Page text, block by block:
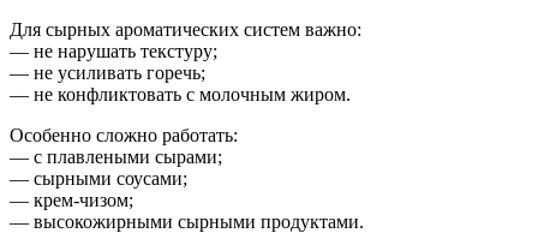
Для сырных ароматических систем важно:
— не нарушать текстуру;
— не усиливать горечь;
— не конфликтовать с молочным жиром.
Особенно сложно работать:
— с плавлеными сырами;
— сырными соусами;
— крем-чизом;
— высокожирными сырными продуктами.